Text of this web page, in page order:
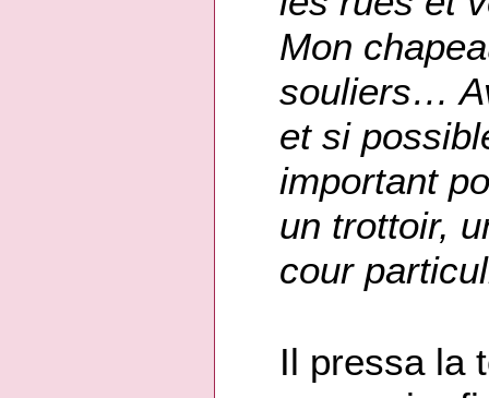
Mon
souliers…
et si
important
un trottoir,
cour
Il pressa la